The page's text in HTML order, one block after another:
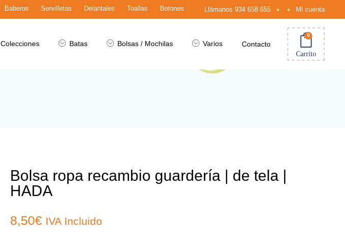
Baberos Servilletas Delantales Toallas Botones Llámanos 934 658 655 Mi cuenta
Colecciones Batas Bolsas / Mochilas Varios Contacto
Carrito
0
Bolsa ropa recambio guardería | de tela |
HADA
8,50€ IVA Incluido